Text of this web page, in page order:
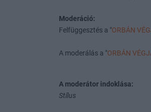
Moderáció:
Felfüggesztés a "ORBÁN
A moderálás a "ORBÁN
A moderátor indoklása:
Stílus